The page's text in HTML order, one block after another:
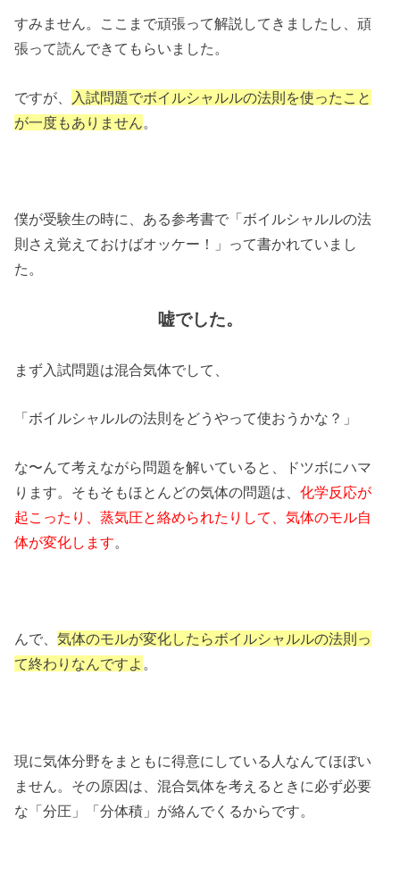
すみません。ここまで頑張って解説してきましたし、頑
張って読んできてもらいました。
ですが、
入試問題でボイルシャルルの法則を使ったこと
が一度もありません
僕が受験生の時に、ある参考書で「ボイルシャルルの法
則さえ覚えておけばオッケー！」って書かれていまし
た。
嘘でした。
まず入試問題は混合気体でして、
「ボイルシャルルの法則をどうやって使おうかな？」
な〜んて考えながら問題を解いていると、ドツボにハマ
ります。そもそもほとんどの気体の問題は、化学反応が
起こったり、蒸気圧と絡められたりして、気体のモル自
体が変化します。
んで、気体のモルが変化したらボイルシャルルの法則っ
て終わりなんですよ 。
現に気体分野をまともに得意にしている人なんてほぼい
ません。その原因は、混合気体を考えるときに必ず必要
な「分圧」「分体積」が絡んでくるからです。